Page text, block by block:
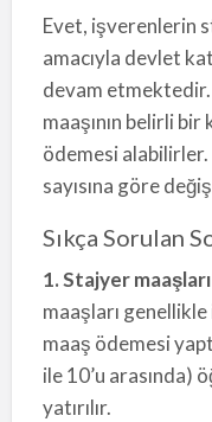
Evet, işverenlerin
amacıyla devlet
devam
maaşının belirli
ödemesi
sayısına göre
Sıkça Sorulan
1. Stajyer
maaşları
maaş ödemesi
ile 10’u arasında)
yatırılır.